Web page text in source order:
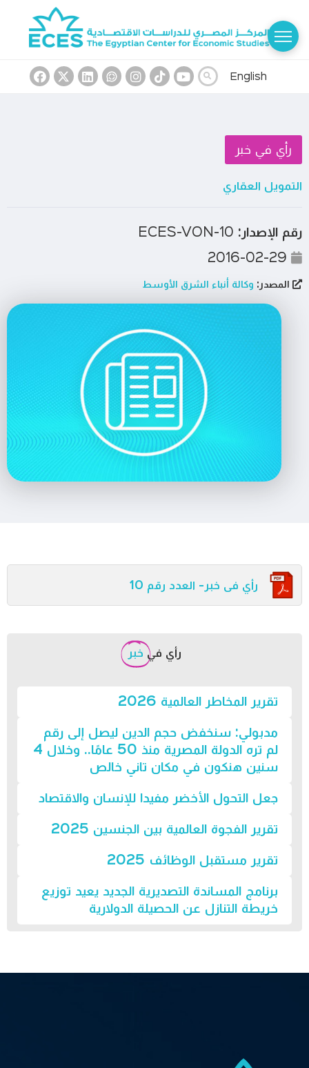
English
رأي في خبر
التمويل العقاري
رقم الإصدار:
المصدر: وكالة أنباء الشرق الأوسط
رأي فى خبر- العدد رقم 10
رأي في خبر
تقرير المخاطر العالمية 2026
مدبولي: سنخفض حجم الدين ليصل إلى رقم
لم تره الدولة المصرية منذ 50 عامًا.. وخلال 4
سنين هنكون في مكان تاني خالص
جعل التحول الأخضر مفيدا للإنسان والاقتصاد
تقرير الفجوة العالمية بين الجنسين 2025
تقرير مستقبل الوظائف 2025
برنامج المساندة التصديرية الجديد يعيد توزيع
خريطة التنازل عن الحصيلة الدولارية